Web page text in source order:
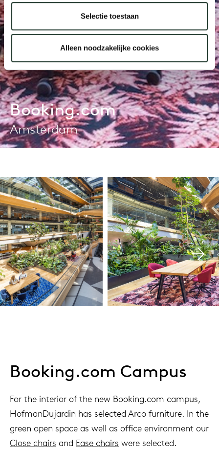
Selectie toestaan
Alleen noodzakelijke cookies
Booking.com
Amsterdam
Booking.com Campus
For the interior of the new Booking.com campus,
HofmanDujardin has selected Arco furniture. In the
green open space as well as office environment our
Close chairs and Ease chairs were selected.